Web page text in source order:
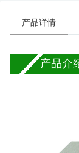
产品详情
产品介